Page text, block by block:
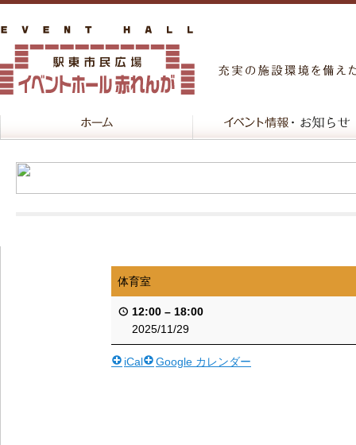
体育室
12:00 – 18:00
2025/11/29
iCal Google カレンダー